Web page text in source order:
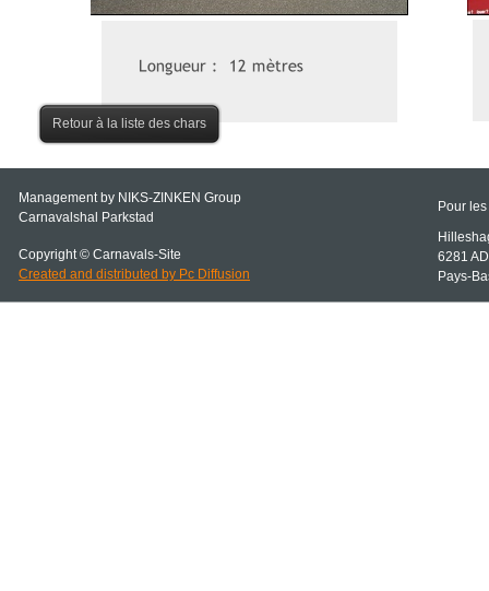
Pour
Copyright © Carnavals-Site
Created and distributed by Pc Diffusion
6281
Pays-
Management by NIKS-ZINKEN Group
Carnavalshal Parkstad
Retour à la liste des chars